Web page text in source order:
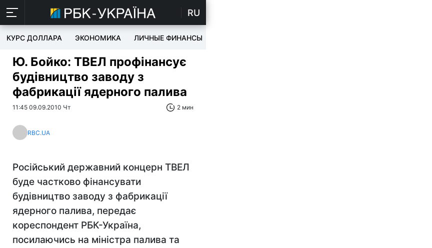
RU
КУРС ДОЛЛАРА ЭКОНОМИКА ЛИЧНЫЕ ФИНАНСЫ
Ю. Бойко: ТВЕЛ профінансує
будівництво заводу з
фабрикації ядерного палива
11:45 09.09.2010 Чт 2 мин
RBC.UA
Російський державний концерн ТВЕЛ
буде частково фінансувати
будівництво заводу з фабрикації
ядерного палива, передає
кореспондент РБК-Україна,
посилаючись на міністра палива та